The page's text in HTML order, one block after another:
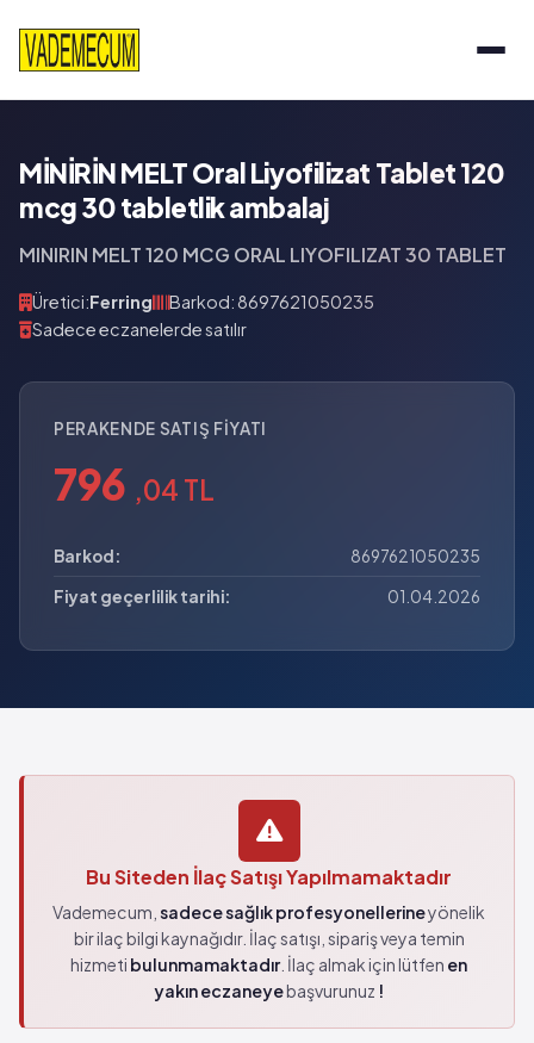
MİNİRİN MELT Oral Liyofilizat Tablet 120
mcg 30 tabletlik ambalaj
MINIRIN MELT 120 MCG ORAL LIYOFILIZAT 30 TABLET
Üretici:Ferring
Barkod: 8697621050235
Sadece eczanelerde satılır
PERAKENDE SATIŞ FIYATI
796 ,04 TL
Barkod:
8697621050235
Fiyat geçerlilik tarihi:
01.04.2026
Bu Siteden İlaç Satışı Yapılmamaktadır
Vademecum, sadece sağlık profesyonellerineyönelik
bir ilaç bilgi kaynağıdır. İlaç satışı, sipariş veya temin
hizmeti bulunmamaktadır. İlaç almak için lütfen en
yakın eczaneyebaşvurunuz !